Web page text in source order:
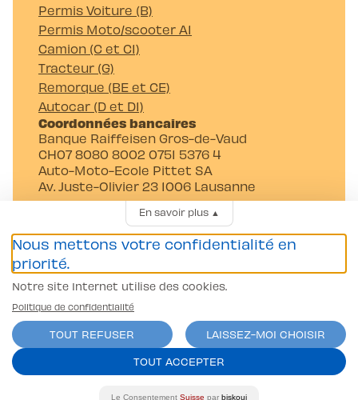
Permis Voiture (B)
Permis Moto/scooter A1
Camion (C et C1)
Tracteur (G)
Remorque (BE et CE)
Autocar (D et D1)
Coordonnées bancaires
Banque Raiffeisen Gros-de-Vaud
CH07 8080 8002 0751 5376 4
Auto-Moto-Ecole Pittet SA
Av. Juste-Olivier 23 1006 Lausanne
Conditions générales
Politique de confidentialité
contact@l-pittet.ch
ercos.ch
En savoir plus▲
Nous mettons votre confidentialité en
priorité.
Notre site Internet utilise des cookies.
Politique de confidentialité
TOUT REFUSER
LAISSEZ-MOI CHOISIR
TOUT ACCEPTER
Le Consentement Suisse par biskoui